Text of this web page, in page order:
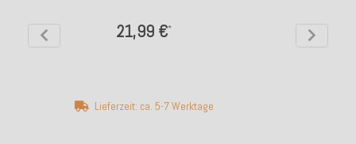
21,99 €*
Lieferzeit: ca. 5-7 Werktage